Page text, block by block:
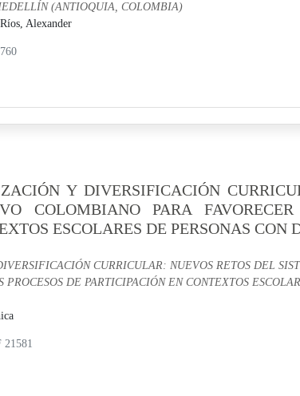
(ANTIOQUIA, COLOMBIA)
Alexander
Y DIVERSIFICACIÓN
COLOMBIANO PARA
ESCOLARES DE PERSONAS CON
CURRICULAR: NUEVOS RETOS DEL
DE PARTICIPACIÓN EN CONTEXTOS
21581